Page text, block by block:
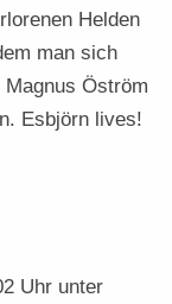
Helden
man sich
Öström
Esbjörn lives!
Uhr unter